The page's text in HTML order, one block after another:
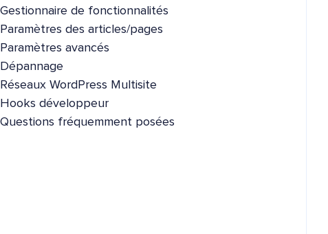
Gestionnaire de fonctionnalités
Paramètres des articles/pages
Paramètres avancés
Dépannage
Réseaux WordPress Multisite
Hooks développeur
Questions fréquemment posées